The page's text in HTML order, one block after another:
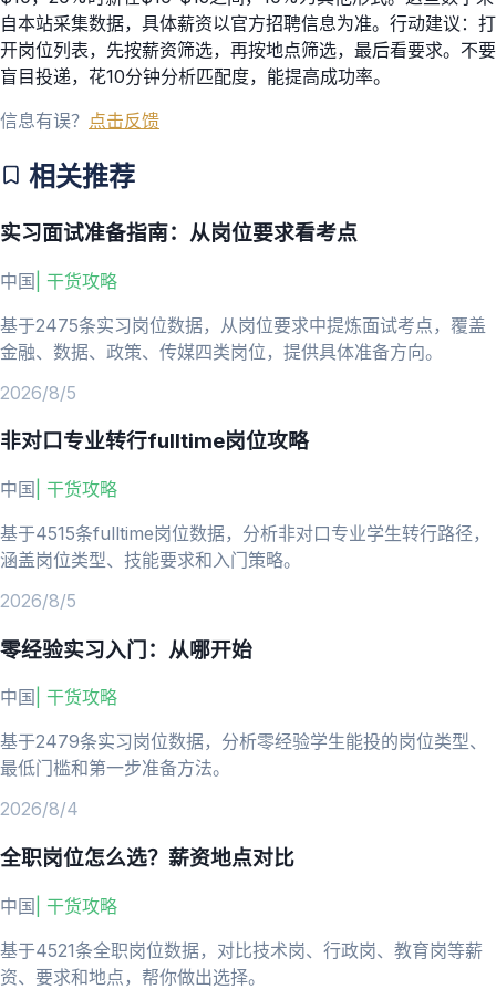
自本站采集数据，具体薪资以官方招聘信息为准。行动建议：打
开岗位列表，先按薪资筛选，再按地点筛选，最后看要求。不要
盲目投递，花10分钟分析匹配度，能提高成功率。
信息有误？ 点击反馈
相关推荐
实习面试准备指南：从岗位要求看考点
中国 干货攻略
基于2475条实习岗位数据，从岗位要求中提炼面试考点，覆盖
金融、数据、政策、传媒四类岗位，提供具体准备方向。
2026/8/5
非对口专业转行fulltime岗位攻略
中国 干货攻略
基于4515条fulltime岗位数据，分析非对口专业学生转行路径，
涵盖岗位类型、技能要求和入门策略。
2026/8/5
零经验实习入门：从哪开始
中国 干货攻略
基于2479条实习岗位数据，分析零经验学生能投的岗位类型、
最低门槛和第一步准备方法。
2026/8/4
全职岗位怎么选？薪资地点对比
中国 干货攻略
基于4521条全职岗位数据，对比技术岗、行政岗、教育岗等薪
资、要求和地点，帮你做出选择。